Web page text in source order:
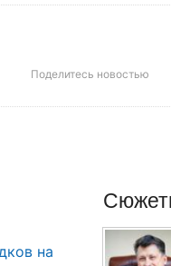
Поделитесь новостью
на